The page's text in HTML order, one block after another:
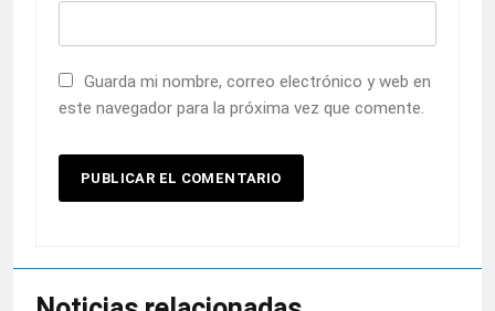
Guarda mi nombre, correo electrónico y web en
este navegador para la próxima vez que comente.